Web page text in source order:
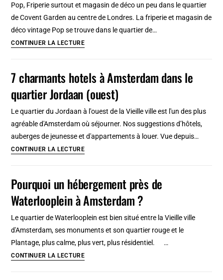
pièces
à
[Prenzlauer
berg]
Pop, Friperie surtout et magasin de déco un peu dans le quartier
de Covent Garden au centre de Londres. La friperie et magasin de
déco vintage Pop se trouve dans le quartier de…
CONTINUER LA LECTUREPop,
déco
et
de
vintage
Londres
7 charmants hotels à Amsterdam dans le
quartier Jordaan (ouest)
Le quartier du Jordaan à l'ouest de la Vieille ville est l'un des plus
agréable d'Amsterdam où séjourner. Nos suggestions d’hôtels,
auberges de jeunesse et d'appartements à louer. Vue depuis…
CONTINUER LA LECTURE7
à
Amsterdam
Jordaan
(ouest)
Pourquoi un hébergement près de
Waterlooplein à Amsterdam ?
Le quartier de Waterlooplein est bien situé entre la Vieille ville
d'Amsterdam, ses monuments et son quartier rouge et le
Plantage, plus calme, plus vert, plus résidentiel. …
CONTINUER LA LECTUREPourquoi